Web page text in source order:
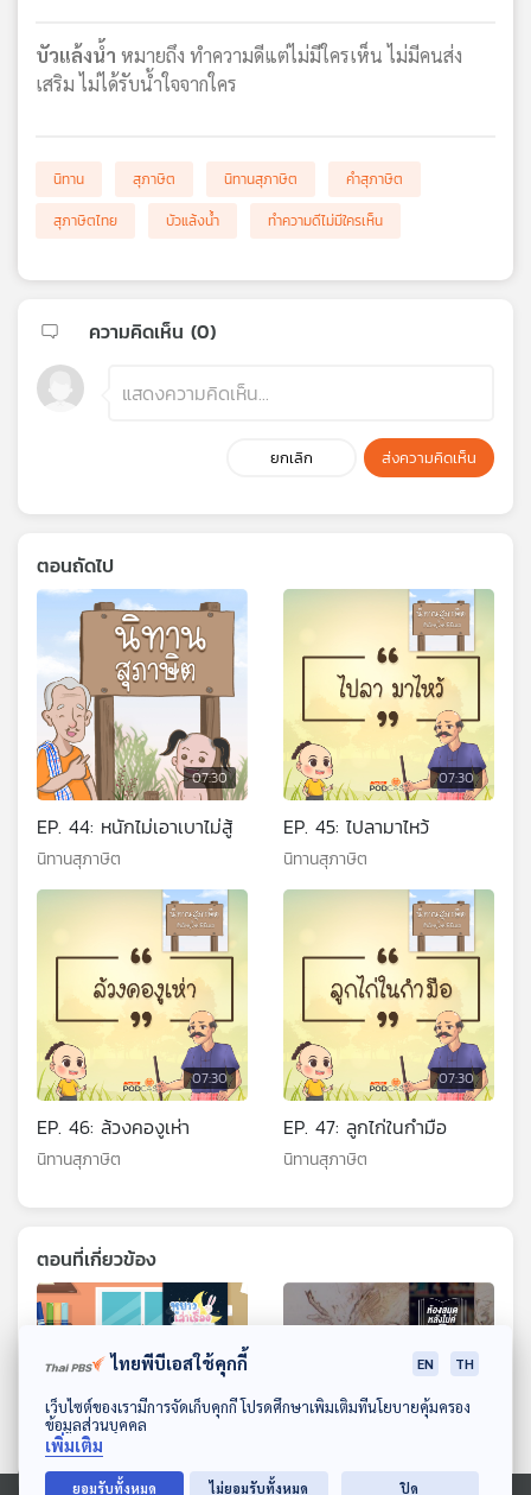
เอส
แผนที่
เครือ
ดาวน์โหลด Thai PBS Podcast Application
บัวแล้งน้ำ หมายถึง ทำความดีแต่ไม่มีใครเห็น ไม่มีคนส่ง
เสริม ไม่ได้รับน้ำใจจากใคร
นิทาน สุภาษิต นิทานสุภาษิต
คำสุภาษิต
สุภาษิตไทย
บัวแล้งน้ำ ทำความดีไม่มีใครเห็น
ความคิดเห็น (0)
ยกเลิก ส่งความคิดเห็น
ตอนถัดไป
07:30
EP. 44: หนักไม่เอาเบาไม่สู้
นิทานสุภาษิต
07:30
EP. 45: ไปลามาไหว้
นิทานสุภาษิต
07:30
EP. 46: ล้วงคองูเห่า
นิทานสุภาษิต
07:30
EP. 47: ลูกไก่ในกำมือ
นิทานสุภาษิต
ตอนที่เกี่ยวข้อง
07:30 07:30
ไทยพีบีเอสใช้คุกกี้ EN TH
เว็บไซต์ของเรามีการจัดเก็บคุกกี้ โปรดศึกษาเพิ่มเติมที่นโยบายคุ้มครอง
ข้อมูลส่วนบุคคล
เพิ่มเติม
ยอมรับทั้งหมด ไม่ยอมรับทั้งหมด ปิด